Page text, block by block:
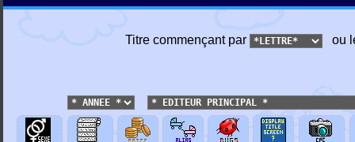
Titre commençant par ou